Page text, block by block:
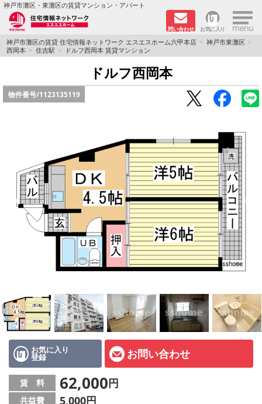
神戸市灘区・東灘区の賃貸マンション・アパート
問い合わせ お気に入り ×
TOPページ
学生さん向け物件
ペット飼育可物件
路線·駅から探す
地域から探す
地図から探す
店舗情報·アクセス
会社概要
メールでお問い合わせ
神戸市灘区の賃貸 住宅情報ネットワーク エスエスホーム六甲本店
神戸市東灘区
西岡本
住吉駅 ドルフ西岡本 賃貸マンション
ドルフ西岡本
物件番号/1123135119
お気に入り
登録 お問い合わせ
賃 料 62,000円
共益費 5,000円